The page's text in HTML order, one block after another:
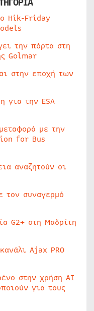
Hik-Friday
την πόρτα στη
Golmar
στην εποχή των
για την ESA
με την
for Bus
αναζητούν οι
τον συναγερμό
G2+ στη Μαδρίτη
Ajax PRO
στην χρήση AI
για τους